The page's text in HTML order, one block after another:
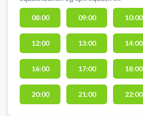
Herlev ikke langt fra Gladsaxe og
Ballerup. Du skal selv medbringe
ketcher og bolde. Spil squash i
Herlev. Lyset tændes når tiden
starter. Det er ikke tilladt at spille
med sorte såler!
08:00 09:00 10:00
12:00 13:00 14:00
16:00 17:00 18:00
20:00 21:00 22:00